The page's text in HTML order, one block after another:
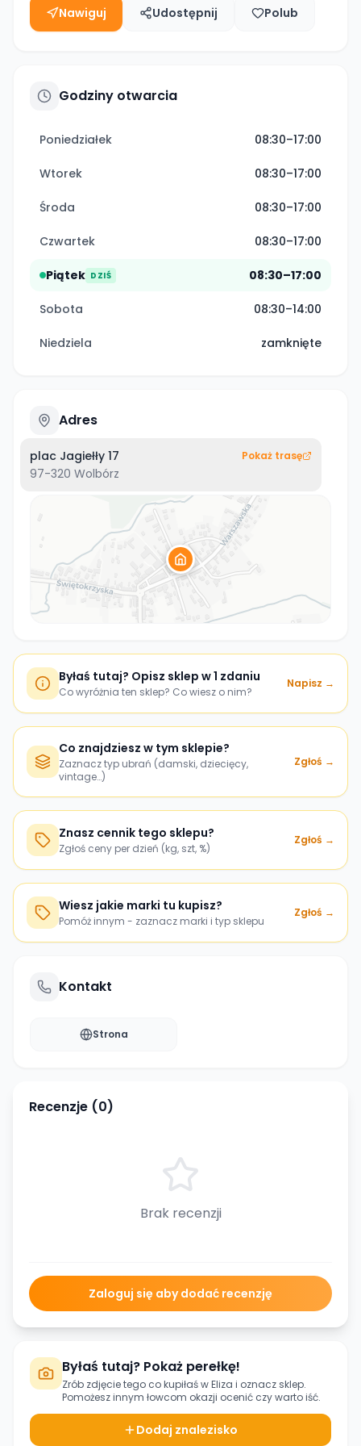
Nawiguj Udostępnij Polub
Godziny otwarcia
Poniedziałek 08:30–17:00
Wtorek 08:30–17:00
Środa 08:30–17:00
Czwartek 08:30–17:00
Piątek DZIŚ 08:30–17:00
Sobota 08:30–14:00
Niedziela zamknięte
Adres
plac Jagiełły 17
97-320 Wolbórz
Pokaż trasę
Byłaś tutaj? Opisz sklep w 1 zdaniu
Co wyróżnia ten sklep? Co wiesz o nim?
Napisz →
Co znajdziesz w tym sklepie?
Zaznacz typ ubrań (damski, dziecięcy,
vintage…)
Zgłoś →
Znasz cennik tego sklepu?
Zgłoś ceny per dzień (kg, szt, %)
Zgłoś →
Wiesz jakie marki tu kupisz?
Pomóż innym - zaznacz marki i typ sklepu
Zgłoś →
Kontakt
Strona
Recenzje (0)
Brak recenzji
Zaloguj się aby dodać recenzję
Byłaś tutaj? Pokaż perełkę!
Zrób zdjęcie tego co kupiłaś wEliza i oznacz sklep.
Pomożesz innym łowcom okazji ocenić czy warto iść.
Dodaj znalezisko